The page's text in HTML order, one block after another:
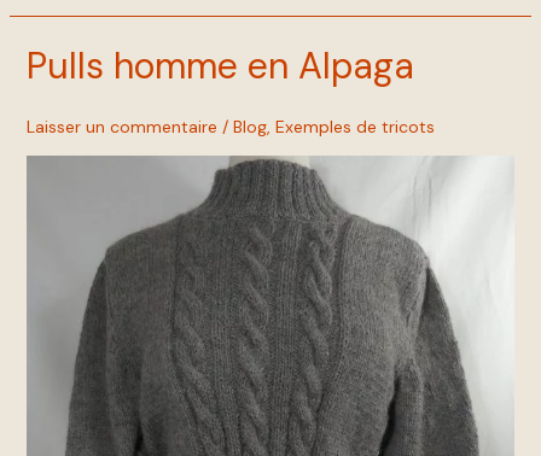
Pulls homme en Alpaga
Laisser un commentaire / Blog, Exemples de tricots
Pulls
en
Alpaga